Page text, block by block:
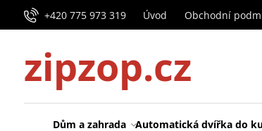
+420 775 973 319 Úvod Obchodní
zipzop.cz
Dům a zahrada Automatická dvířka do